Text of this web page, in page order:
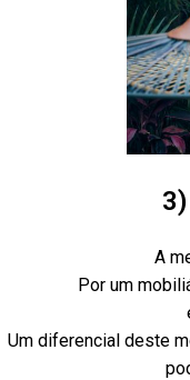
A
Por um
Um diferencial deste